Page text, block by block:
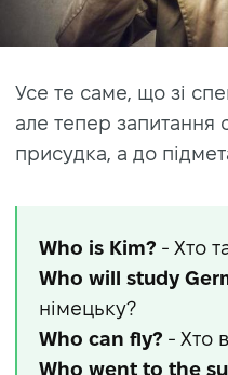
Усе те саме, що зі
але тепер запитання
присудка, а до
Who is Kim? - Хто
Who will study
німецьку?
Who can fly? - Хто
Who went to the